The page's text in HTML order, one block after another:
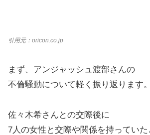
引用元：oricon.co.jp
まず、アンジャッシュ渡部さんの
不倫騒動について軽く振り返ります。
佐々木希さんとの交際後に
7人の女性と交際や関係を持っていた